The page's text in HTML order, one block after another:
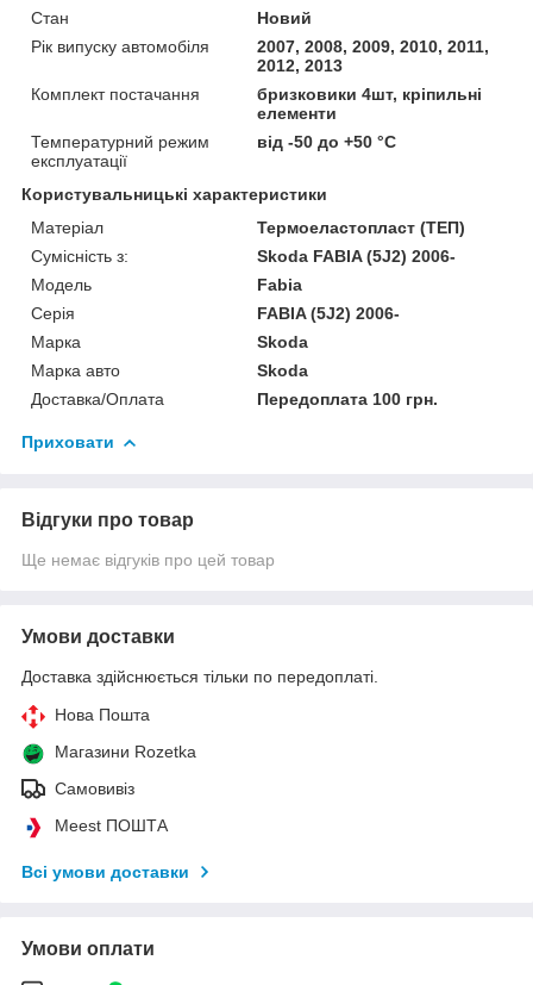
Стан
Новий
Рік випуску автомобіля
2007, 2008, 2009, 2010, 2011,
2012, 2013
Комплект постачання
бризковики 4шт, кріпильні
елементи
Температурний режим
експлуатації
від -50 до +50 °C
Користувальницькі характеристики
Матеріал
Термоеластопласт (ТЕП)
Сумісність з:
Skoda FABIA (5J2) 2006-
Модель
Fabia
Серія
FABIA (5J2) 2006-
Марка
Skoda
Марка авто
Skoda
Доставка/Оплата
Передоплата 100 грн.
Приховати
Відгуки про товар
Ще немає відгуків про цей товар
Умови доставки
Доставка здійснюється тільки по передоплаті.
Нова Пошта
Магазини Rozetka
Самовивіз
Meest ПОШТА
Всі умови доставки
Умови оплати